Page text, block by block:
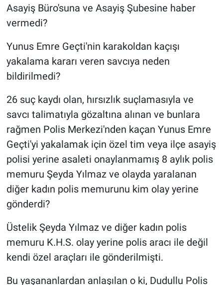
Asayiş Büro'suna ve Asayiş Şubesine haber
vermedi?
Yunus Emre Geçti'nin karakoldan kaçışı
yakalama kararı veren savcıya neden
bildirilmedi?
26 suç kaydı olan, hırsızlık suçlamasıyla ve
savcı talimatıyla gözaltına alınan ve bunlara
rağmen Polis Merkezi'nden kaçan Yunus Emre
Geçti'yi yakalamak için özel tim veya ilçe asayiş
polisi yerine asaleti onaylanmamış 8 aylık polis
memuru Şeyda Yılmaz ve olayda yaralanan
diğer kadın polis memurunu kim olay yerine
gönderdi?
Üstelik Şeyda Yılmaz ve diğer kadın polis
memuru K.H.S. olay yerine polis aracı ile değil
kendi özel araçları ile gönderilmişti.
Bu yaşananlardan anlaşılan o ki, Dudullu Polis